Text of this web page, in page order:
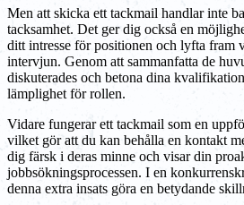
Men att skicka ett tackmail handlar inte
tacksamhet. Det ger dig också en
ditt intresse för positionen och lyfta fram
intervjun. Genom att sammanfatta de
diskuterades och betona dina
lämplighet för rollen.
Vidare fungerar ett tackmail som en
vilket gör att du kan behålla en kontakt
dig färsk i deras minne och visar din
jobbsökningsprocessen. I en
denna extra insats göra en betydande